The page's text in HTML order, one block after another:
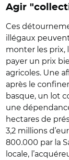
Agir
Ces
illégaux
monter les prix,
payer un prix
agricoles. Une
après le
basque, un lot
une
hectares de
3,2 millions
800.000 par la
locale,